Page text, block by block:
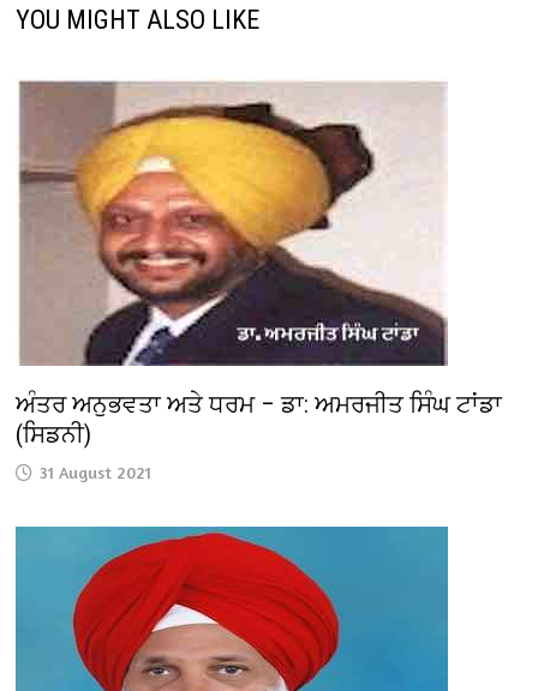
YOU MIGHT ALSO LIKE
ਅੰਤਰ ਅਨੁਭਵਤਾ ਅਤੇ ਧਰਮ – ਡਾ: ਅਮਰਜੀਤ ਸਿੰਘ ਟਾਂਡਾ
(ਸਿਡਨੀ)
31 August 2021